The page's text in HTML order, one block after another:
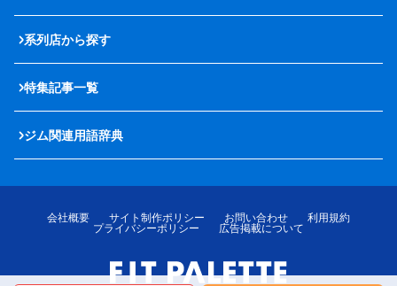
系列店から探す
特集記事一覧
ジム関連用語辞典
会社概要 サイト制作ポリシー お問い合わせ
利用規約
プライバシーポリシー
広告掲載について